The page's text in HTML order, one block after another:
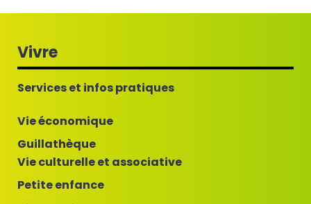
Vivre
Services et infos pratiques
Vie économique
Guillathèque
Vie culturelle et associative
Petite enfance